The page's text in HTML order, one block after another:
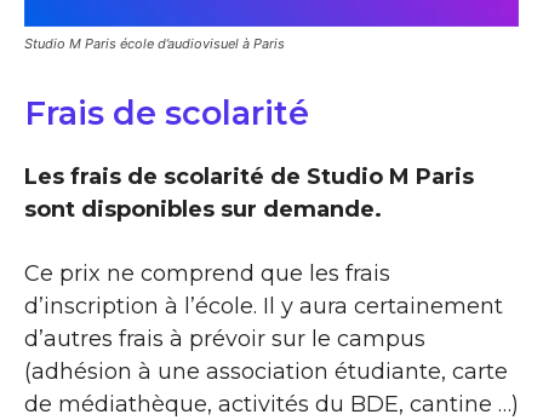
Studio M Paris école d’audiovisuel à Paris
Frais de scolarité
Les frais de scolarité de Studio M Paris
sont disponibles sur demande.
Ce prix ne comprend que les frais
d’inscription à l’école. Il y aura certainement
d’autres frais à prévoir sur le campus
(adhésion à une association étudiante, carte
de médiathèque, activités du BDE, cantine …)